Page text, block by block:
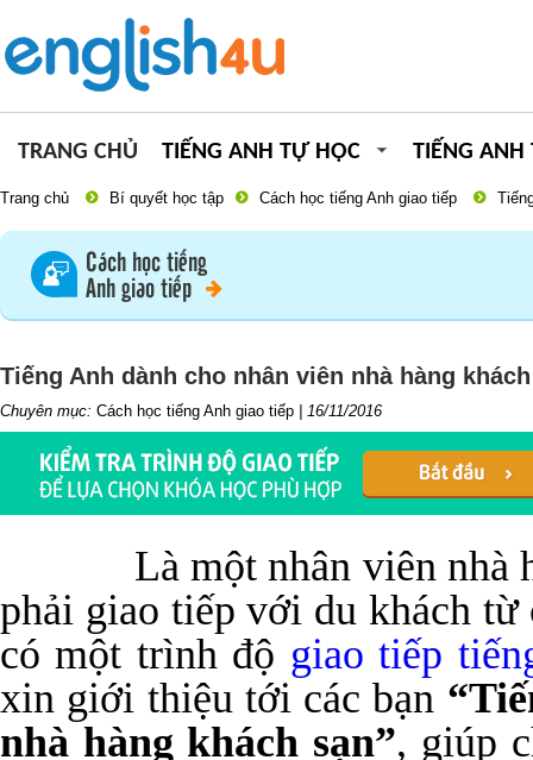
TRANG CHỦ TIẾNG ANH TỰ HỌC TIẾNG ANH
Trang chủ Bí quyết học tập Cách học tiếng Anh giao tiếp
Cách học tiếng
Anh giao tiếp
Tiếng Anh dành cho nhân viên nhà hàng
Chuyên mục: Cách học tiếng Anh giao tiếp 16/11/2016
Là một nhân viên nhà
phải giao tiếp với du khách
có một trình độ giao tiếp
xin giới thiệu tới các bạn
nhà hàng khách sạn”, giúp